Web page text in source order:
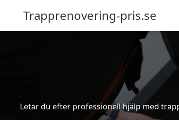
Trapprenovering-pris.se
Letar du efter professionell hjälp med